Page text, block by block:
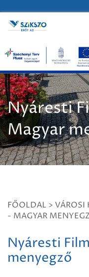
Nyáresti
Magyar
FŐOLDAL > VÁROSI
- MAGYAR
Nyáresti
menyegző